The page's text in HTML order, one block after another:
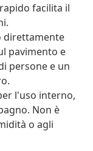
facilita il
direttamente
pavimento e
persone e un
l'uso interno,
Non è
o agli